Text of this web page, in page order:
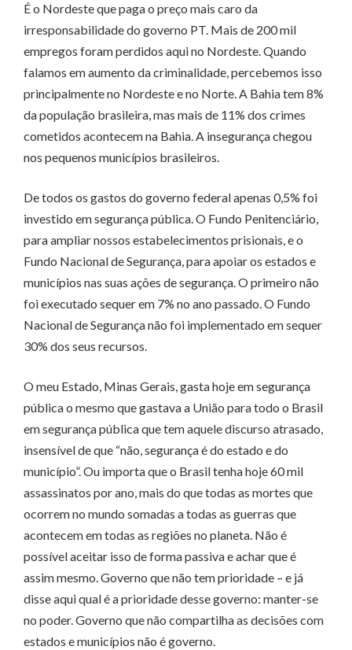
É o Nordeste que paga o preço mais caro da
irresponsabilidade do governo PT. Mais de 200 mil
empregos foram perdidos aqui no Nordeste. Quando
falamos em aumento da criminalidade, percebemos isso
principalmente no Nordeste e no Norte. A Bahia tem 8%
da população brasileira, mas mais de 11% dos crimes
cometidos acontecem na Bahia. A insegurança chegou
nos pequenos municípios brasileiros.
De todos os gastos do governo federal apenas 0,5% foi
investido em segurança pública. O Fundo Penitenciário,
para ampliar nossos estabelecimentos prisionais, e o
Fundo Nacional de Segurança, para apoiar os estados e
municípios nas suas ações de segurança. O primeiro não
foi executado sequer em 7% no ano passado. O Fundo
Nacional de Segurança não foi implementado em sequer
30% dos seus recursos.
O meu Estado, Minas Gerais, gasta hoje em segurança
pública o mesmo que gastava a União para todo o Brasil
em segurança pública que tem aquele discurso atrasado,
insensível de que “não, segurança é do estado e do
município”. Ou importa que o Brasil tenha hoje 60 mil
assassinatos por ano, mais do que todas as mortes que
ocorrem no mundo somadas a todas as guerras que
acontecem em todas as regiões no planeta. Não é
possível aceitar isso de forma passiva e achar que é
assim mesmo. Governo que não tem prioridade – e já
disse aqui qual é a prioridade desse governo: manter-se
no poder. Governo que não compartilha as decisões com
estados e municípios não é governo.